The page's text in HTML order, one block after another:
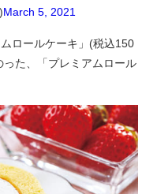
March 5, 2021
ロールケーキ」(税込150
た、「プレミアムロール